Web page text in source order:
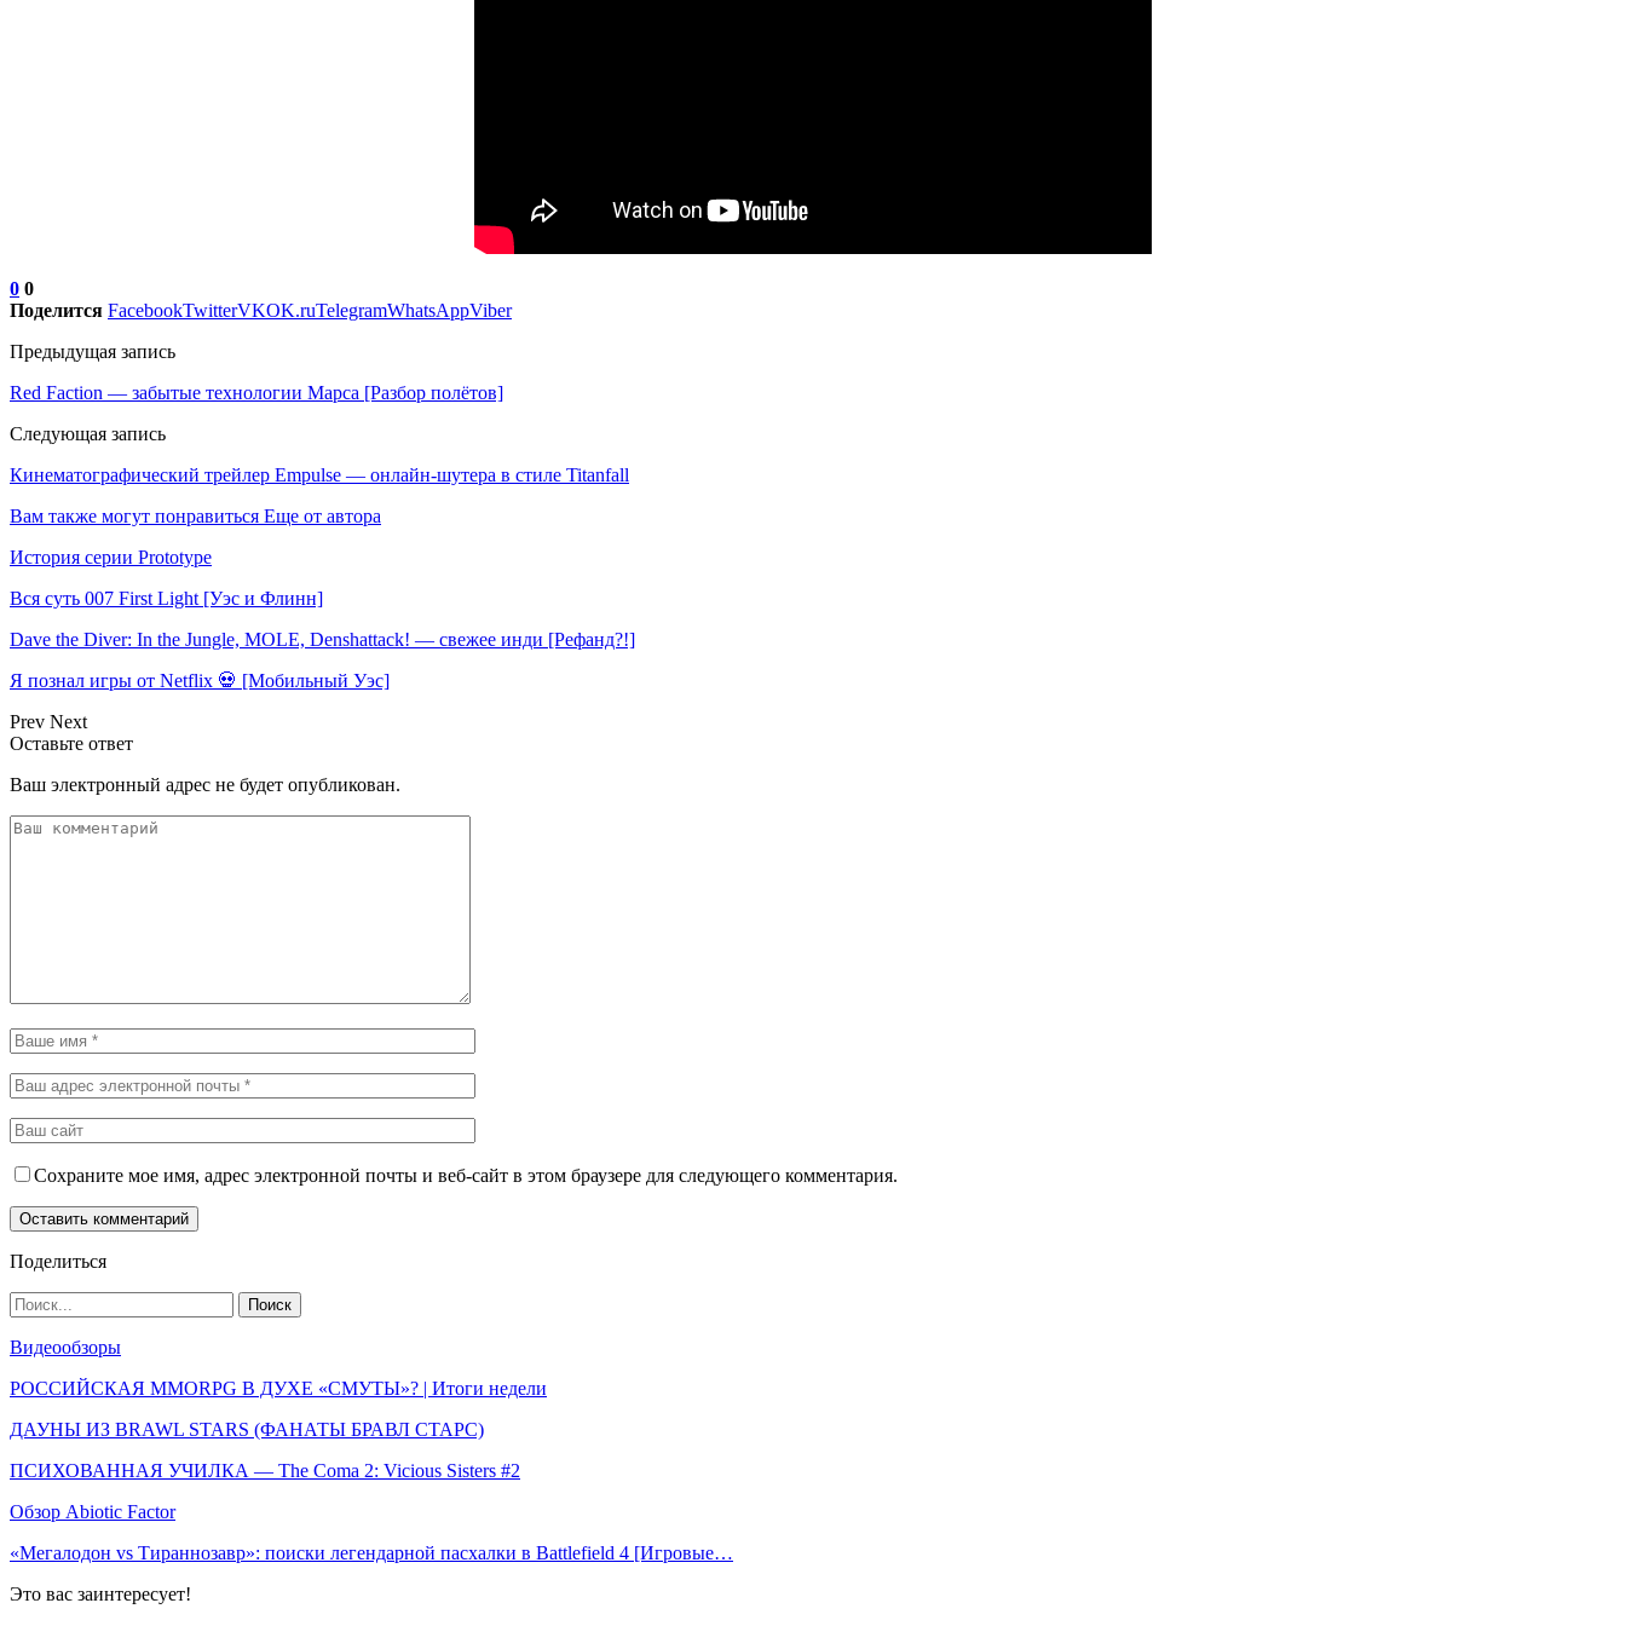
0 0
Поделится FacebookTwitterVKOK.ruTelegramWhatsAppViber
Предыдущая запись
Red Faction — забытые технологии Марса [Разбор полётов]
Следующая запись
Кинематографический трейлер Empulse — онлайн-шутера в стиле Titanfall
Вам также могут понравиться Еще от автора
История серии Prototype
Вся суть 007 First Light [Уэс и Флинн]
Dave the Diver: In the Jungle, MOLE, Denshattack! — свежее инди [Рефанд?!]
Я познал игры от Netflix 💀 [Мобильный Уэс]
Prev Next
Оставьте ответ
Ваш электронный адрес не будет опубликован.
Сохраните мое имя, адрес электронной почты и веб-сайт в этом браузере для следующего комментария.
Поделиться
Видеообзоры
РОССИЙСКАЯ MMORPG В ДУХЕ «СМУТЫ»? | Итоги недели
ДАУНЫ ИЗ BRAWL STARS (ФАНАТЫ БРАВЛ СТАРС)
ПСИХОВАННАЯ УЧИЛКА — The Coma 2: Vicious Sisters #2
Обзор Abiotic Factor
«Мегалодон vs Тираннозавр»: поиски легендарной пасхалки в Battlefield 4 [Игровые…
Это вас заинтересует!